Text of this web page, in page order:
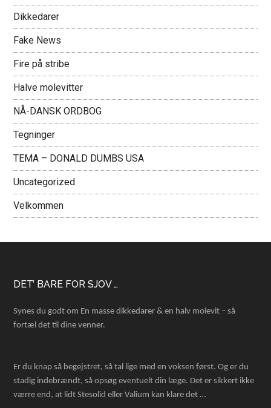
Dikkedarer
Fake News
Fire på stribe
Halve molevitter
NÅ-DANSK ORDBOG
Tegninger
TEMA – DONALD DUMBS USA
Uncategorized
Velkommen
Footer
DET’ BARE FOR SJOV …
Synes du godt om En masse dikkedarer & en halv molevit – så
fortæl det til dine venner.
Er du knap så begejstret, så tal lige med en voksen først. Og er du
stadig indebrændt, så opsøg eventuelt din læge. Det er sikkert ikke
værre end, at lidt Stesolid eller Valium kan klare det …